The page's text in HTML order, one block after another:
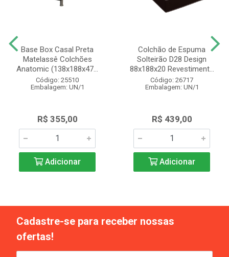
Base Box Casal Preta
Matelassê Colchões
Anatomic (138x188x47...
Código: 25510
Embalagem: UN/1
R$ 355,00
Adicionar
Colchão de Espuma
Solteirão D28 Design
88x188x20 Revestiment...
Código: 26717
Embalagem: UN/1
R$ 439,00
Adicionar
Cadastre-se para receber nossas
ofertas!